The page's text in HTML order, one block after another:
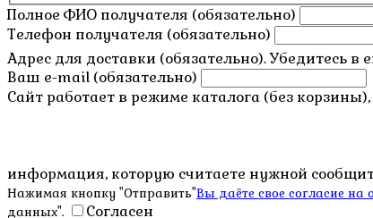
Полное ФИО получателя (обязательно)
Телефон получателя (обязательно)
Адрес для доставки (обязательно). Убедитесь в
Ваш e-mail (обязательно)
Сайт работает в режиме каталога (без
информация, которую считаете нужной
Нажимая кнопку "Отправить"Вы даёте свое согласие
данных".
Согласен